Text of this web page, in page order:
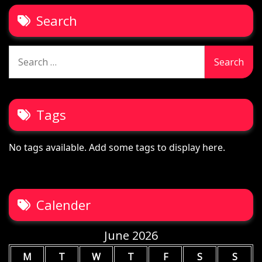
Search
for:
Tags
No tags available. Add some tags to display here.
Calender
June 2026
M T W T F S S